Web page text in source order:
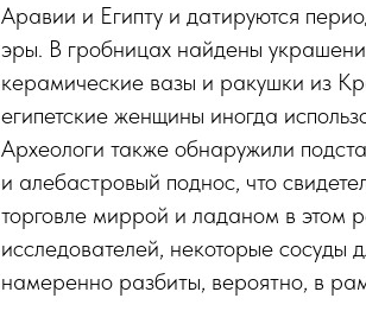
Аравии и Египту и датируются
эры. В гробницах найдены
керамические вазы и ракушки из
египетские женщины иногда
Археологи также обнаружили
и алебастровый поднос, что
торговле миррой и ладаном в этом
исследователей, некоторые сосуды
намеренно разбиты, вероятно, в